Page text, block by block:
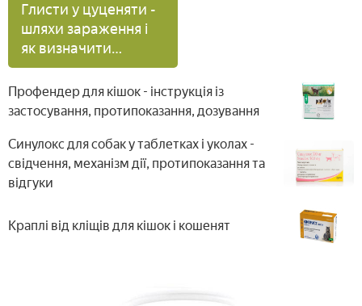
Глисти у цуценяти -
шляхи зараження і
як визначити
інвазію, інструкція
по застосуванню
препаратів
Профендер для кішок - інструкція із
застосування, протипоказання, дозування
Синулокс для собак у таблетках і уколах -
свідчення, механізм дії, протипоказання та
відгуки
Краплі від кліщів для кішок і кошенят